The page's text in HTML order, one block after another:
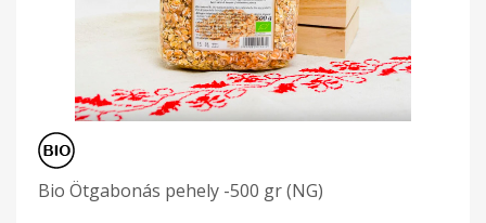
Bio Ötgabonás pehely -500 gr (NG)